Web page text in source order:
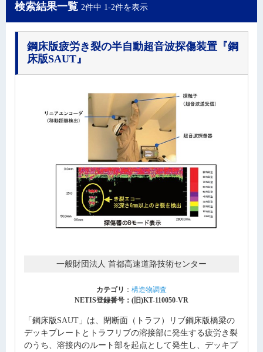
検索結果一覧 2件中 1-2件を表示
鋼床版疲労き裂の半自動超音波探傷装置 『鋼
床版SAUT』
一般財団法人 首都高速道路技術センター
カテゴリ ： 構造物調査
NETIS登録番号：(旧)KT-110050-VR
「鋼床版SAUT」は、閉断面（トラフ）リブ鋼床版橋梁の
デッキプレートとトラフリブの溶接部に発生する疲労き裂
のうち、溶接内のルート部を起点として発生し、デッキプ